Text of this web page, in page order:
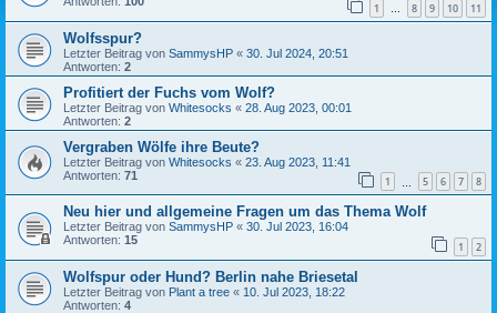
1 … 8 9 10 11
Wolfsspur?
Letzter Beitrag von SammysHP « 30. Jul 2024, 20:51
Antworten: 2
Profitiert der Fuchs vom Wolf?
Letzter Beitrag von Whitesocks « 28. Aug 2023, 00:01
Antworten: 2
Vergraben Wölfe ihre Beute?
Letzter Beitrag von Whitesocks « 23. Aug 2023, 11:41
Antworten: 71 1 5 6 7 8
Neu hier und allgemeine Fragen um das Thema Wolf
Letzter Beitrag von SammysHP « 30. Jul 2023, 16:04
Antworten: 15 1 2
Wolfspur oder Hund? Berlin nahe Briesetal
Letzter Beitrag von Plant a tree « 10. Jul 2023, 18:22
Antworten: 4